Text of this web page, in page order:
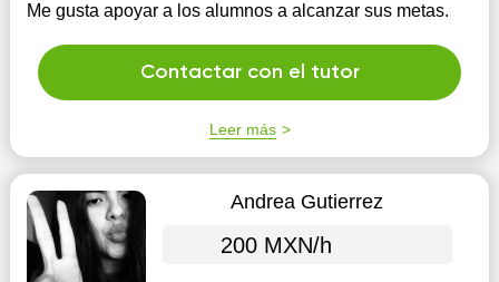
Me gusta apoyar a los alumnos a alcanzar sus metas.
Contactar con el tutor
Leer más
Andrea Gutierrez
200 MXN/h